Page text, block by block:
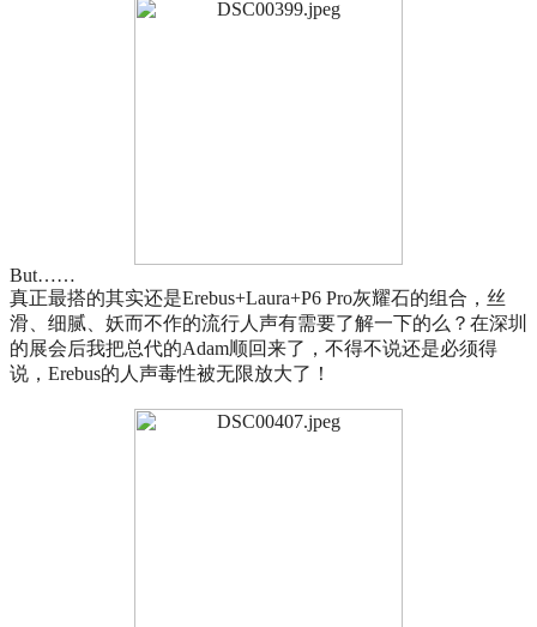
But……
真正最搭的其实还是Erebus+Laura+P6 Pro灰耀石的组合，丝
滑、细腻、妖而不作的流行人声有需要了解一下的么？在深圳
的展会后我把总代的Adam顺回来了，不得不说还是必须得
说，Erebus的人声毒性被无限放大了！